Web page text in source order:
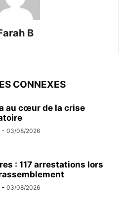
B
CONNEXES
au cœur de la crise
- 03/08/2026
: 117 arrestations lors
- 03/08/2026